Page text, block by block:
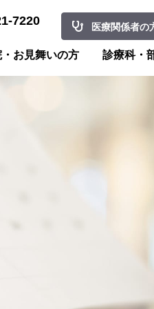
7220 医療関係者の
・お見舞いの方 診療科・